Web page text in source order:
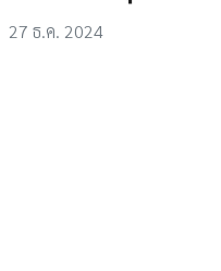
27 ธ.ค. 2024